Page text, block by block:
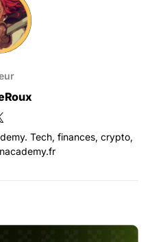
Tech, finances, crypto,